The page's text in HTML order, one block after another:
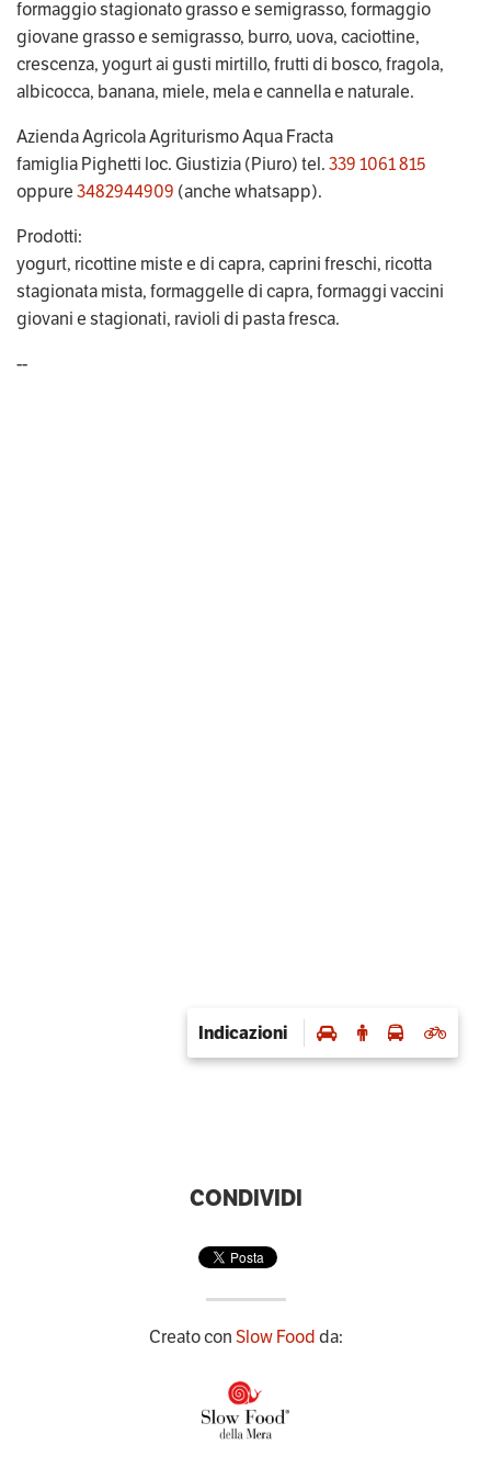
formaggio stagionato grasso e semigrasso, formaggio
giovane grasso e semigrasso, burro, uova, caciottine,
crescenza, yogurt ai gusti mirtillo, frutti di bosco, fragola,
albicocca, banana, miele, mela e cannella e naturale.
Azienda Agricola Agriturismo Aqua Fracta
famiglia Pighetti loc. Giustizia (Piuro) tel. 339 1061 815
oppure 3482944909 (anche whatsapp).
Prodotti:
yogurt, ricottine miste e di capra, caprini freschi, ricotta
stagionata mista, formaggelle di capra, formaggi vaccini
giovani e stagionati, ravioli di pasta fresca.
--
Indicazioni
CONDIVIDI
Creato conSlow Foodda: